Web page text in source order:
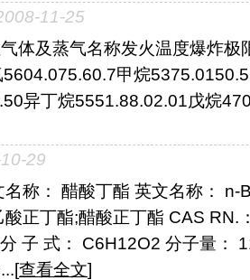
11-25
体及蒸气名称发火温度爆炸极
甲烷
异丁烷5551.88.02.01戊烷
29
名称： 醋酸丁酯 英文名称： n-
酸正丁酯;醋酸正丁酯 CAS RN.
子 式： C6H12O2 分子量：
查看全文]